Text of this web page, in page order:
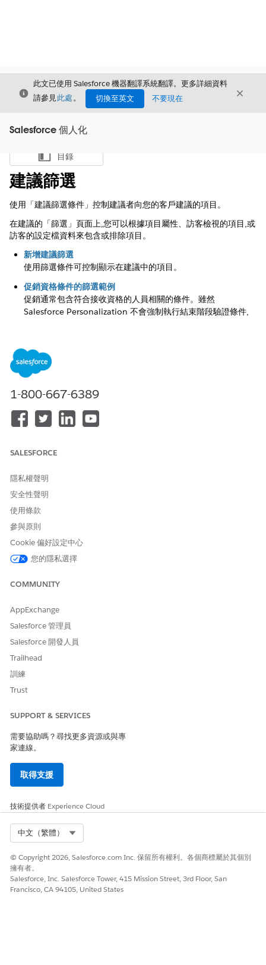
結束
此文已使用 Salesforce 機器翻譯系統翻譯。更多詳細資料
請參見此處。 切換至英文 不要現在 結束
Salesforce 個人化
顯示目錄
目錄
建議篩選
使用「建議篩選條件」控制建議者向您的客戶建議的項目。
在建議的「篩選」頁面上,您可以根據項目屬性、訪客檢視的項目,或
訪客的設定檔資料來包含或排除項目。
新增建議篩選
使用篩選條件可控制顯示在建議中的項目。
促銷資格條件的篩選範例
促銷通常包含符合接收資格的人員相關的條件。雖然
Salesforce Personalization 不會強制執行結束階段驗證條件,
使用動態內容變數篩選建議
根據使用者提出個人化要求時傳遞的動態變數,包含或排除項
目。例如,您可以設定篩選條件以包含符合在個人化要求中傳遞
種類值的項目。
建議篩選運算子
選取適當的運算子,以根據靜態值、客戶設定檔屬性或工作階段
使用「為子集」運算子篩選項目
請讓我們知道，以便我們改進！
1-800-667-6389
SALESFORCE
隱私權聲明
安全性聲明
使用條款
參與原則
Cookie 偏好設定中心
您的隱私選擇
COMMUNITY
AppExchange
Salesforce 管理員
Salesforce 開發人員
Trailhead
訓練
Trust
SUPPORT & SERVICES
需要協助嗎？尋找更多資源或與專
家連線。
取得支援
技術提供者 Experience Cloud
中文（繁體）
© Copyright 2026, Salesforce.com Inc. 保留所有權利。各個商標屬於其個別
擁有者。
Salesforce, Inc. Salesforce Tower, 415 Mission Street, 3rd Floor, San
Francisco, CA 94105, United States